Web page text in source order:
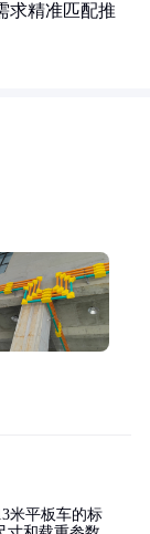
求精准匹配推